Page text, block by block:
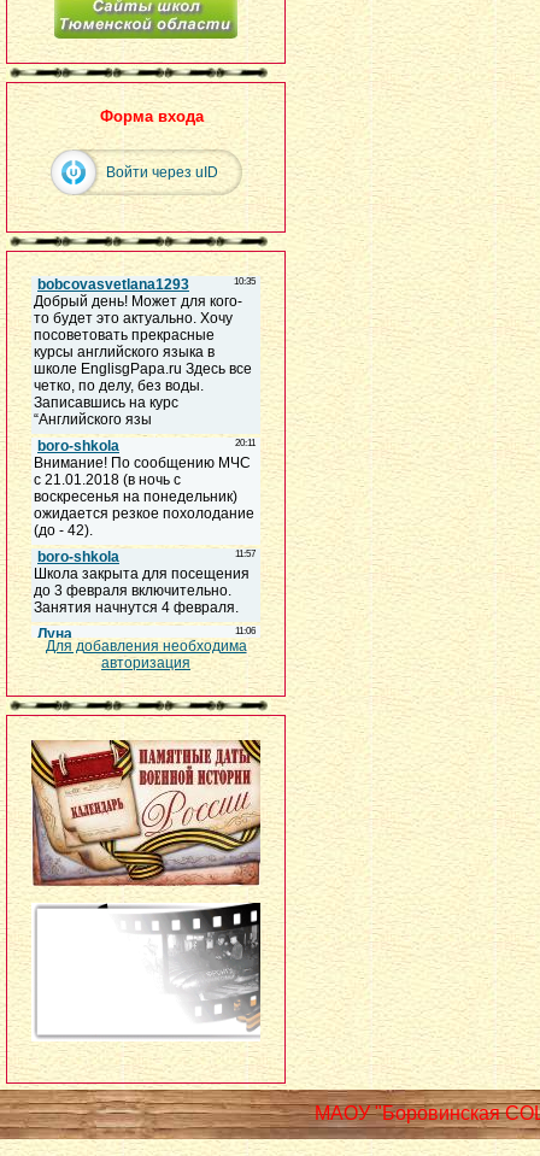
Форма входа
Войти через uID
Для добавления необходима
авторизация
МАОУ "Боровинская